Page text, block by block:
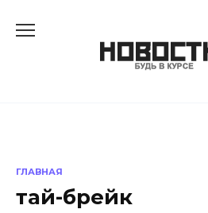
ГЛАВНАЯ
тай-брейк